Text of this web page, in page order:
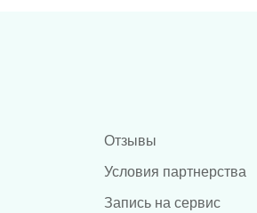
Отзывы
Условия партнерства
Запись на сервис